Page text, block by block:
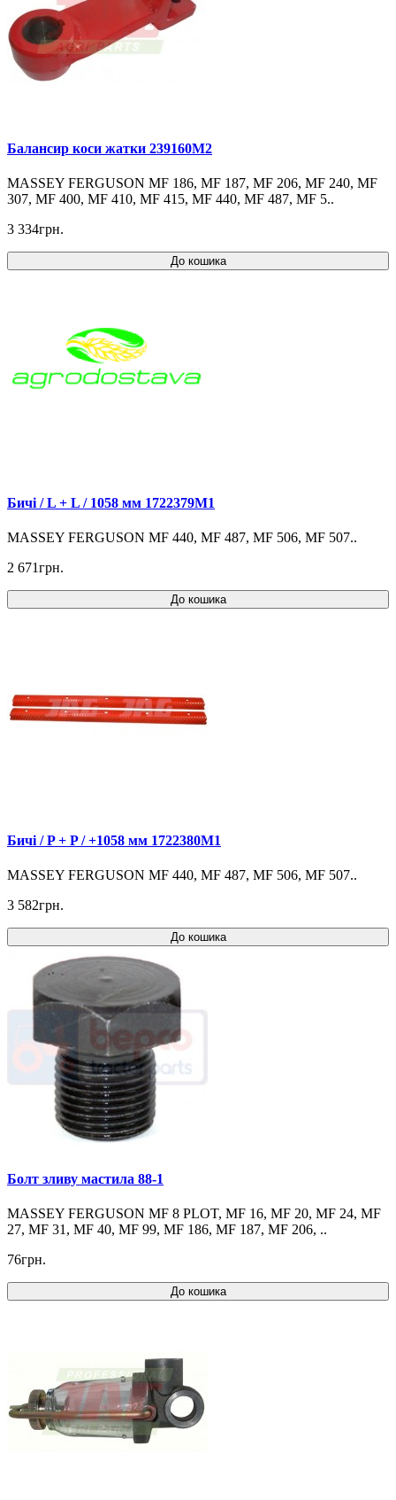
Балансир коси жатки 239160M2
MASSEY FERGUSON MF 186, MF 187, MF 206, MF 240, MF
307, MF 400, MF 410, MF 415, MF 440, MF 487, MF 5..
3 334грн.
До кошика
Бичі / L + L / 1058 мм 1722379M1
MASSEY FERGUSON MF 440, MF 487, MF 506, MF 507..
2 671грн.
До кошика
Бичі / P + P / +1058 мм 1722380M1
MASSEY FERGUSON MF 440, MF 487, MF 506, MF 507..
3 582грн.
До кошика
Болт зливу мастила 88-1
MASSEY FERGUSON MF 8 PLOT, MF 16, MF 20, MF 24, MF
27, MF 31, MF 40, MF 99, MF 186, MF 187, MF 206, ..
76грн.
До кошика